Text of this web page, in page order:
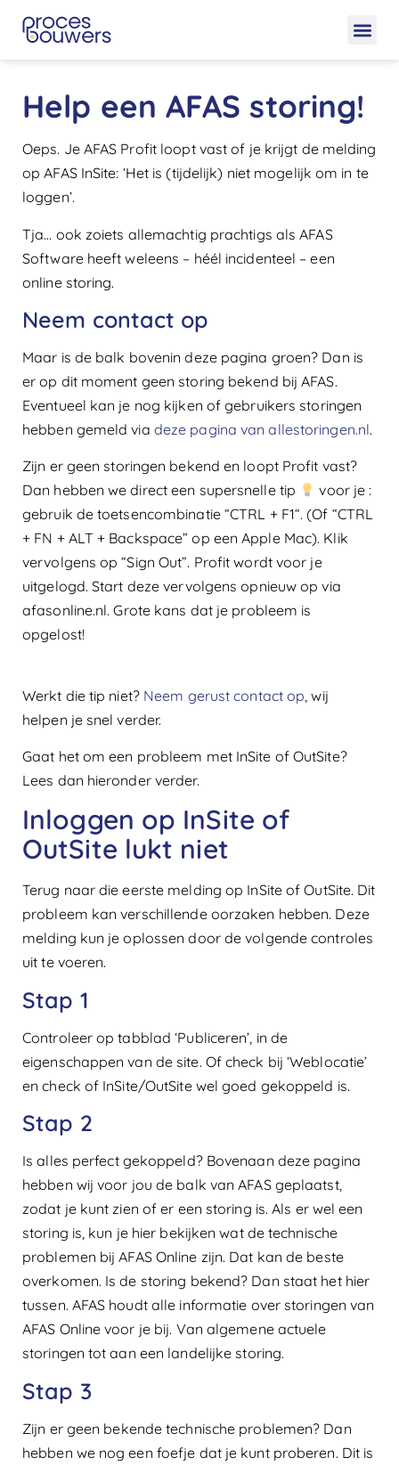
Help een AFAS storing!
Oeps. Je AFAS Profit loopt vast of je krijgt de melding
op AFAS InSite: ‘Het is (tijdelijk) niet mogelijk om in te
loggen’.
Tja… ook zoiets allemachtig prachtigs als AFAS
Software heeft weleens – héél incidenteel – een
online storing.
Neem contact op
Maar is de balk bovenin deze pagina groen? Dan is
er op dit moment geen storing bekend bij AFAS.
Eventueel kan je nog kijken of gebruikers storingen
hebben gemeld via deze pagina van allestoringen.nl.
Zijn er geen storingen bekend en loopt Profit vast?
Dan hebben we direct een supersnelle tip
voor je :
gebruik de toetsencombinatie “CTRL + F1“. (Of “CTRL
+ FN + ALT + Backspace” op een Apple Mac). Klik
vervolgens op “Sign Out”. Profit wordt voor je
uitgelogd. Start deze vervolgens opnieuw op via
afasonline.nl. Grote kans dat je probleem is
opgelost!
Werkt die tip niet?Neem gerust contact op , wij
helpen je snel verder.
Gaat het om een probleem met InSite of OutSite?
Lees dan hieronder verder.
Inloggen op InSite of
OutSite lukt niet
Terug naar die eerste melding op InSite of OutSite. Dit
probleem kan verschillende oorzaken hebben. Deze
melding kun je oplossen door de volgende controles
uit te voeren.
Stap 1
Controleer op tabblad ‘Publiceren’, in de
eigenschappen van de site. Of check bij ‘Weblocatie’
en check of InSite/OutSite wel goed gekoppeld is.
Stap 2
Is alles perfect gekoppeld? Bovenaan deze pagina
hebben wij voor jou de balk van AFAS geplaatst,
zodat je kunt zien of er een storing is. Als er wel een
storing is, kun je hier bekijken wat de technische
problemen bij AFAS Online zijn. Dat kan de beste
overkomen. Is de storing bekend? Dan staat het hier
tussen. AFAS houdt alle informatie over storingen van
AFAS Online voor je bij. Van algemene actuele
storingen tot aan een landelijke storing.
Stap 3
Zijn er geen bekende technische problemen? Dan
hebben we nog een foefje dat je kunt proberen. Dit is